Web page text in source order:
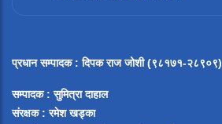
प्रधान सम्पादक: दिपक राज जोशी (९८१७१-२८९०९)
सम्पादक : सुमित्रा दाहाल
संरक्षक : रमेश खड्का